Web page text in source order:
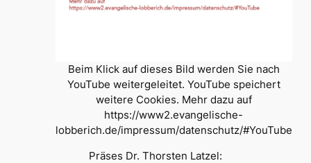
Beim Klick auf dieses Bild werden Sie nach
YouTube weitergeleitet. YouTube speichert
weitere Cookies. Mehr dazu auf
https://www2.evangelische-
lobberich.de/impressum/datenschutz/#YouTube
Präses Dr. Thorsten Latzel: